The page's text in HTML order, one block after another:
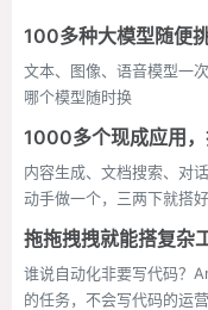
100多种大模型随便
文本、图像、语音模型一
哪个模型随时换
1000多个现成应用，
内容生成、文档搜索、对
动手做一个，三两下就搭好
拖拖拽拽就能搭复杂
谁说自动化非要写代码？
的任务，不会写代码的运